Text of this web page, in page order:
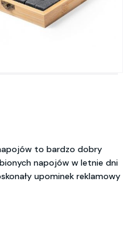
to bardzo dobry
napojów w letnie dni
upominek reklamowy